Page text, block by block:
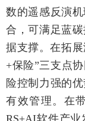
数的遥感反演
合，可满足蓝
据支撑。在拓展
+保险”三支点
险控制力强的
有效管理。在